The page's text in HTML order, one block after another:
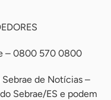
– 0800 570 0800
de Notícias –
Sebrae/ES e podem